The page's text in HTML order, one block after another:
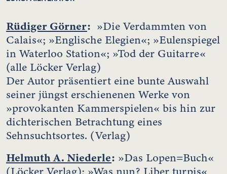
Rüdiger Görner: »Die Verdammten von
Calais«; »Englische Elegien«; »Eulenspiegel
in Waterloo Station«; »Tod der Guitarre«
(alle Löcker Verlag)
Der Autor präsentiert eine bunte Auswahl
seiner jüngst erschienenen Werke von
»provokanten Kammerspielen« bis hin zur
dichterischen Betrachtung eines
Sehnsuchtsortes. (Verlag)
Helmuth A. Niederle: »Das Lopen=Buch«